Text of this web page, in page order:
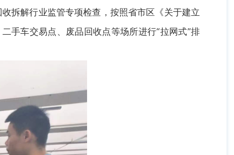
解行业监管专项检查，按照省市区《关于建立
手车交易点、废品回收点等场所进行“拉网式”排